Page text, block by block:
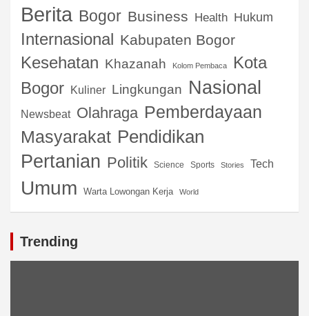
Berita Bogor Business Health Hukum
Internasional Kabupaten Bogor
Kesehatan Khazanah Kolom Pembaca
Kota
Bogor
Kuliner Lingkungan Nasional
Newsbeat Olahraga Pemberdayaan
Masyarakat Pendidikan
Pertanian Politik Science Sports Stories Tech
Umum Warta Lowongan Kerja World
Trending